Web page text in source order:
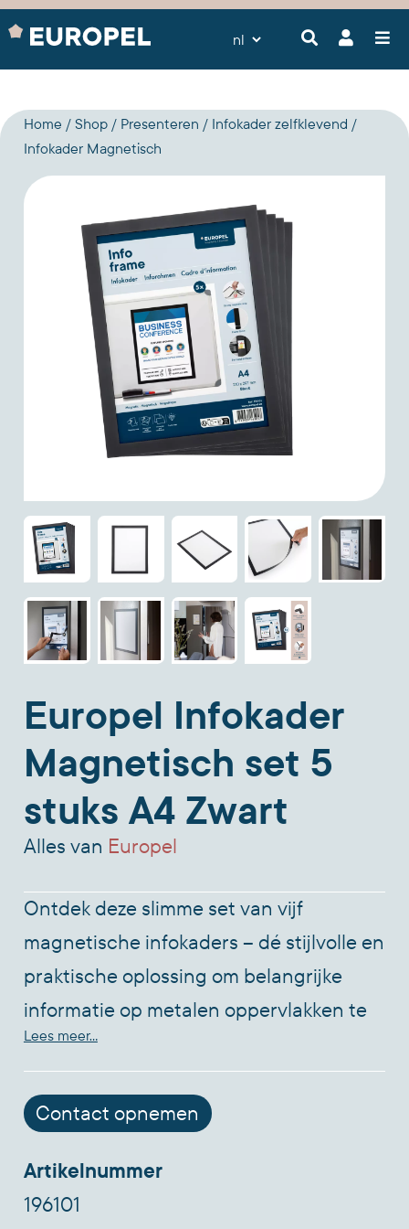
Home Shop Presenteren
Infokader zelfklevend
Infokader Magnetisch
Europel Infokader
Magnetisch set 5
stuks A4 Zwart
Alles van Europel
Ontdek deze slimme set van vijf
magnetische infokaders – dé stijlvolle en
praktische oplossing om belangrijke
informatie op metalen oppervlakken te
tonen. Of je nu veiligheidsinstructies op
de werkvloer wilt ophangen, een
menukaart in je restaurant presenteert,
lesrooster zichtbaar maakt op school:
met deze A4-formaat magnetische
Lees meer...
Contact opnemen
Artikelnummer
196101